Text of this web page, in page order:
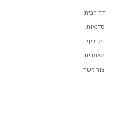
דף הבית
סדנאות
ימי כיף
מאמרים
צור קשר